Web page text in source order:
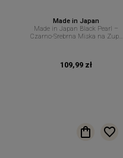
Made in Japan
Made in Japan Black Pearl –
Czarno-Srebrna Miska na Zupę
109,99 zł